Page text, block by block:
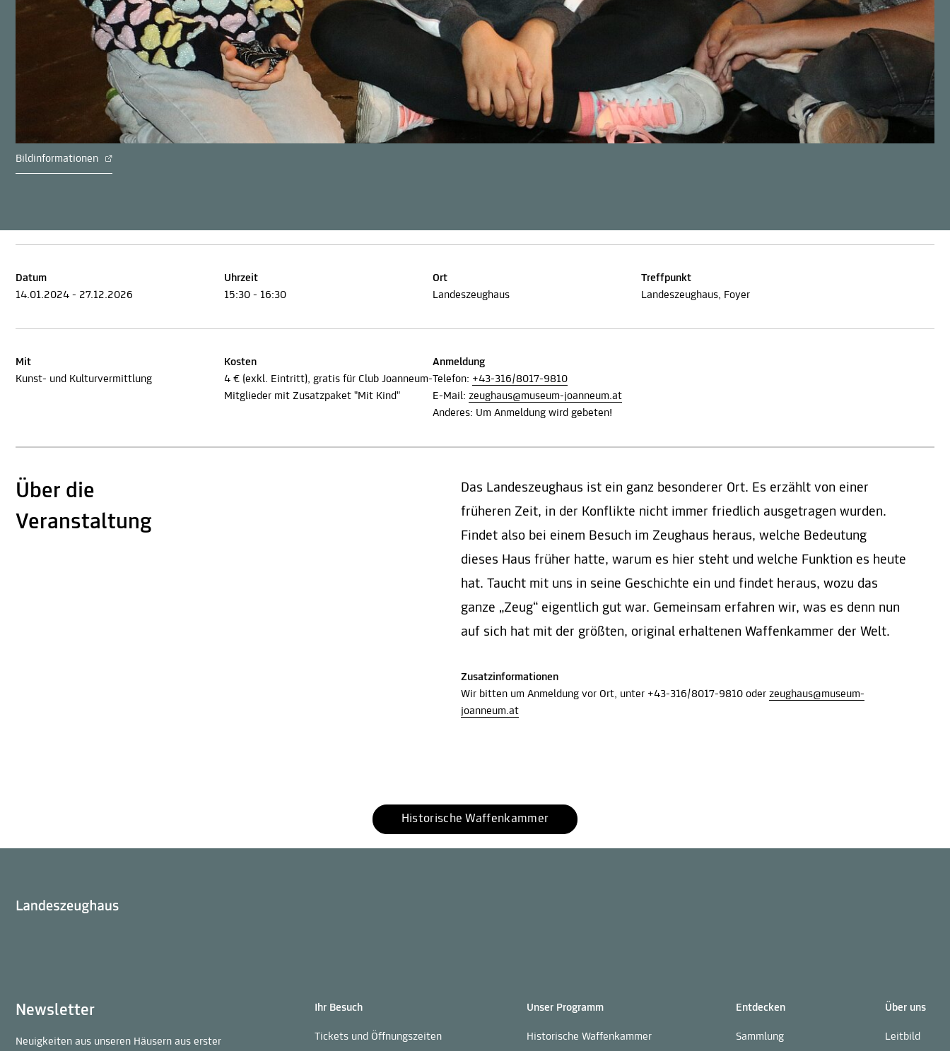
Bildinformationen
Datum
14.01.2024 - 27.12.2026
Uhrzeit
15:30 - 16:30
Ort
Landeszeughaus
Treffpunkt
Landeszeughaus, Foyer
Mit
Kunst- und Kulturvermittlung
Kosten
4 € (exkl. Eintritt), gratis für Club Joanneum-
Mitglieder mit Zusatzpaket "Mit Kind"
Anmeldung
Telefon: +43-316/8017-9810
E-Mail: zeughaus@museum-joanneum.at
Anderes: Um Anmeldung wird gebeten!
Über die
Veranstaltung
Das Landeszeughaus ist ein ganz besonderer Ort. Es erzählt von einer
früheren Zeit, in der Konflikte nicht immer friedlich ausgetragen wurden.
Findet also bei einem Besuch im Zeughaus heraus, welche Bedeutung
dieses Haus früher hatte, warum es hier steht und welche Funktion es heute
hat. Taucht mit uns in seine Geschichte ein und findet heraus, wozu das
ganze „Zeug“ eigentlich gut war. Gemeinsam erfahren wir, was es denn nun
auf sich hat mit der größten, original erhaltenen Waffenkammer der Welt.​
Zusatzinformationen
Wir bitten um Anmeldung vor Ort, unter +43-316/8017-9810 oder zeughaus@museum-
joanneum.at
Historische Waffenkammer
Newsletter
Neuigkeiten aus unseren Häusern aus erster
Ihr Besuch
Tickets und Öffnungszeiten
Unser Programm
Historische Waffenkammer
Entdecken
Sammlung
Über uns
Leitbild